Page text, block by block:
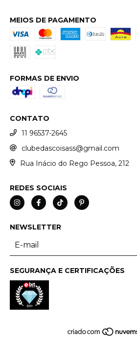
MEIOS DE PAGAMENTO
FORMAS DE ENVIO
CONTATO
11 96537-2645
clubedascoisass@gmail.com
Rua Inácio do Rego Pessoa, 212
REDES SOCIAIS
NEWSLETTER
SEGURANÇA E CERTIFICAÇÕES